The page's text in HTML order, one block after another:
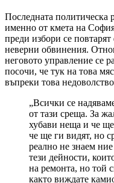
Последната политическа
именно от кмета на
преди избори се
неверни обвинения.
неговото управление се
посочи, че тук на това
въпреки това
„Всички се
от тази среща. За
хубави неща и че ще
че ще ги видят, но
реално не знаем
тези дейности,
на ремонта, но той
както виждате